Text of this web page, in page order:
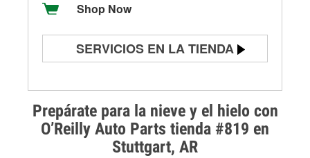
Prepárate para la nieve y el hielo con
O’Reilly Auto Parts tienda #819 en
Stuttgart, AR
Shop Now
SERVICIOS EN LA TIENDA
Prueba de alternadores y
arrancadores
Revisión de la luz "Check Engine"